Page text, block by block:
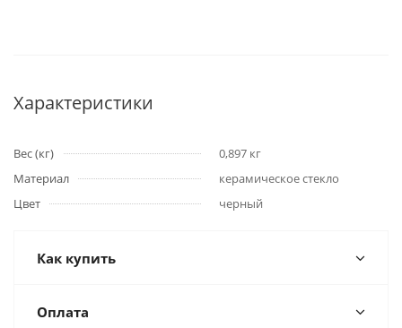
Характеристики
Вес (кг)
0,897 кг
Материал
керамическое стекло
Цвет
черный
Как купить
Оплата